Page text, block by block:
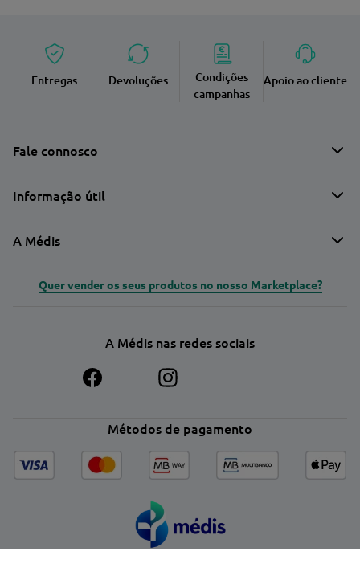
Entregas Devoluções
Condições
campanhas
Apoio ao cliente
Fale connosco
Informação útil
A Médis
Quer vender os seus produtos no nosso Marketplace?
A Médis nas redes sociais
Métodos de pagamento